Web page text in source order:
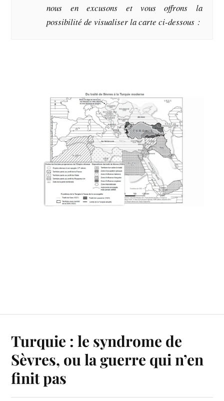
nous en excusons et vous offrons la
possibilité de visualiser la carte ci-dessous :
Turquie : le syndrome de
Sèvres, ou la guerre qui n’en
finit pas